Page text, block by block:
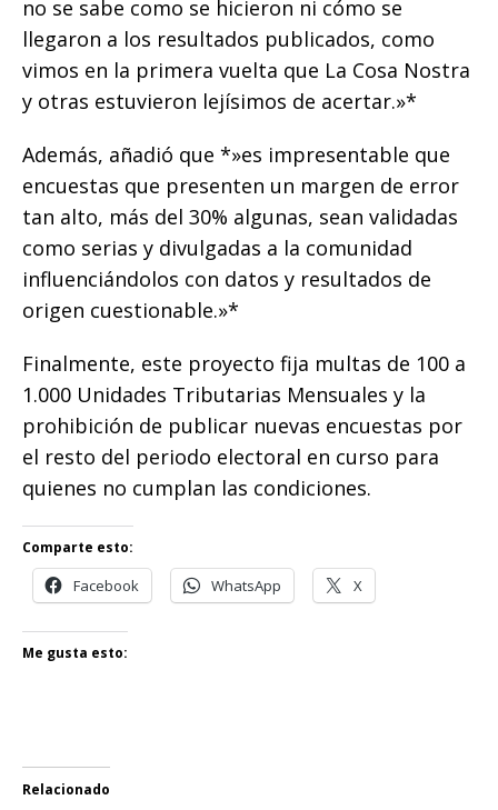
no se sabe como se hicieron ni cómo se
llegaron a los resultados publicados, como
vimos en la primera vuelta que La Cosa Nostra
y otras estuvieron lejísimos de acertar.»*
Además, añadió que *»es impresentable que
encuestas que presenten un margen de error
tan alto, más del 30% algunas, sean validadas
como serias y divulgadas a la comunidad
influenciándolos con datos y resultados de
origen cuestionable.»*
Finalmente, este proyecto fija multas de 100 a
1.000 Unidades Tributarias Mensuales y la
prohibición de publicar nuevas encuestas por
el resto del periodo electoral en curso para
quienes no cumplan las condiciones.
Comparte esto:
Facebook WhatsApp X
Me gusta esto:
Relacionado